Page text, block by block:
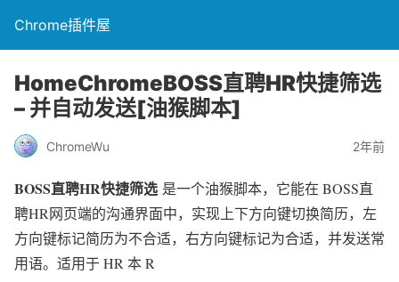
Chrome插件屋
HomeChromeBOSS直聘HR快捷筛选
– 并自动发送[油猴脚本]
ChromeWu 2年前
BOSS直聘HR快捷筛选 是一个油猴脚本，它能在 BOSS直
聘HR网页端的沟通界面中，实现上下方向键切换简历，左
方向键标记简历为不合适，右方向键标记为合适，并发送常
用语。适用于 HR 本 R